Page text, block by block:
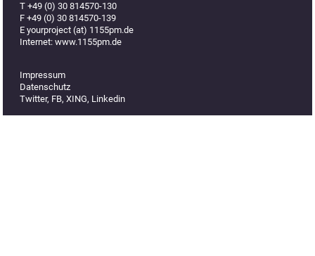
T +49 (0) 30 814570-130
F +49 (0) 30 814570-139
E yourproject (at) 1155pm.de
Internet: www.1155pm.de
Impressum
Datenschutz
Twitter, FB,XING, Linkedin